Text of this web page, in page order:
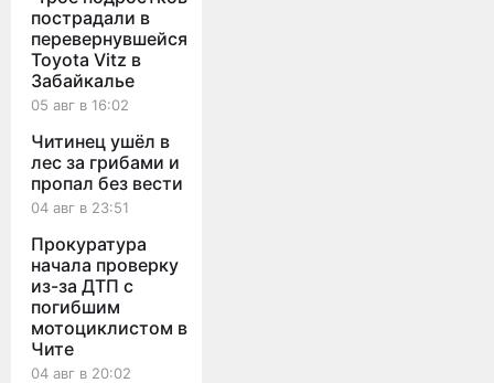
пострадали в
перевернувшейся
Toyota Vitz в
Забайкалье
05 авг в 16:02
Читинец ушёл в
лес за грибами и
пропал без вести
04 авг в 23:51
Прокуратура
начала проверку
из-за ДТП с
погибшим
мотоциклистом в
Чите
04 авг в 20:02